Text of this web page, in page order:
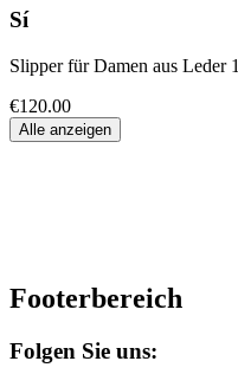
Sí
Slipper für Damen aus Leder
€120.00
Alle anzeigen
Footerbereich
Folgen Sie uns: